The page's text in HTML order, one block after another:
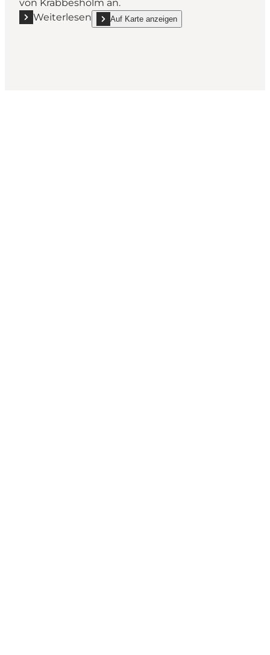
von Krabbesholm an.
Weiterlesen
Mehr erfahren "Resen Kirche - Skive"
Auf Karte anzeigen
show Resen Kirche - Skive on_map